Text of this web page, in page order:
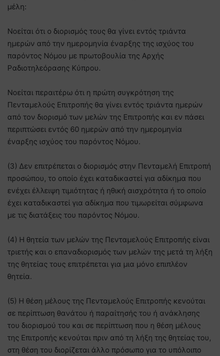
μέλη:
Νοείται ότι ο διορισμός τους θα γίνει εντός τριάντα
ημερών από την ημερομηνία έναρξης της ισχύος του
παρόντος Νόμου με πρωτοβουλία της Αρχής
Ραδιοτηλεόρασης Κύπρου.
Νοείται περαιτέρω ότι η πρώτη συγκρότηση της
Πενταμελούς Επιτροπής θα γίνει εντός τριάντα ημερών
από τον διορισμό των μελών της Επιτροπής και εν πάσει
περιπτώσει εντός 60 ημερών από την ημερομηνία
έναρξης ισχύος του παρόντος Νόμου.
(3) Δεν επιτρέπεται ο διορισμός στην Πενταμελή Επιτροπή
προσώπου, το οποίο έχει καταδικαστεί για αδίκημα που
ενέχει έλλειψη τιμιότητας ή ηθική αισχρότητα ή το οποίο
έχει καταδικαστεί για αδίκημα που τιμωρείται σύμφωνα
με τις διατάξεις του παρόντος Νόμου.
(4) Η θητεία των μελών της Πενταμελούς Επιτροπής είναι
τριετής και ο επαναδιορισμός των μελών της μετά τη λήξη
της θητείας τους επιτρέπεται για μια μόνο επιπλέον
θητεία.
(5) Η θέση μέλους της Πενταμελούς Επιτροπής κενούται
σε περίπτωση θανάτου ή παραίτησής του ή ανάκλησης
του διορισμού του και σε περίπτωση που η θέση μέλους
της Επιτροπής κενούται πριν από τη λήξη της θητείας του,
στη θέση του διορίζεται άλλο πρόσωπο για το υπόλοιπο